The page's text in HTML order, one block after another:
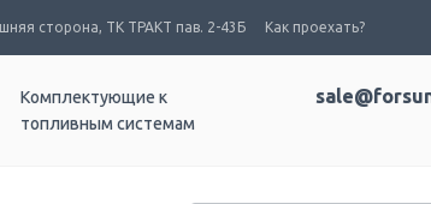
сторона, ТК ТРАКТ пав. 2-43Б Как проехать?
Комплектующие к
топливным системам